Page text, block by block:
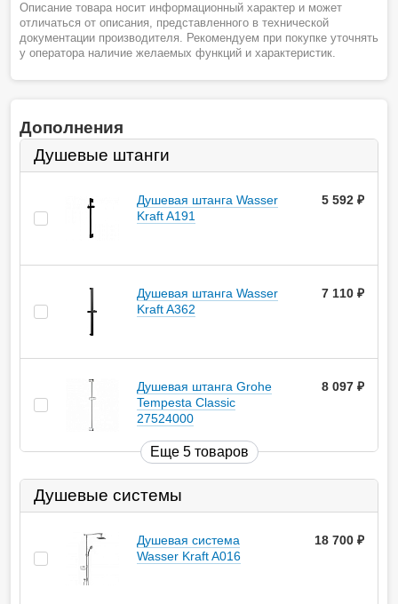
Описание товара носит информационный характер и может
отличаться от описания, представленного в технической
документации производителя. Рекомендуем при покупке уточнять
у оператора наличие желаемых функций и характеристик.
Дополнения
Душевые штанги
Душевая штанга Wasser
Kraft A191
5 592
Душевая штанга Wasser
Kraft A362
7 110
Душевая штанга Grohe
Tempesta Classic
27524000
8 097
Еще 5 товаров
Душевые системы
Душевая система
Wasser Kraft A016
18 700